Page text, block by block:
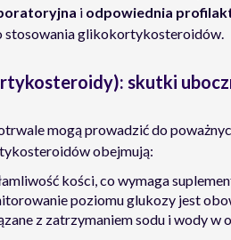
i odpowiednia
stosowania glikokortykosteroidów.
skutki
mogą prowadzić do
obejmują:
kości, co wymaga
poziomu glukozy jest
z zatrzymaniem sodu i wody w